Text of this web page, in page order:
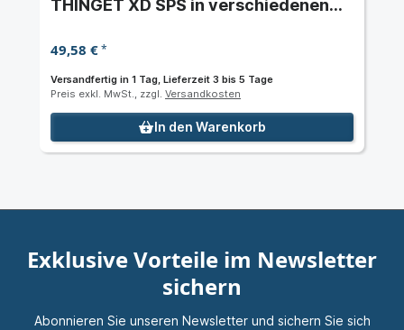
THINGET XD SPS in verschiedenen
49,58 €*
Versandfertig in 1 Tag, Lieferzeit 3 bis 5 Tage
Preis exkl. MwSt., zzgl. Versandkosten
In den Warenkorb
Exklusive Vorteile im Newsletter
sichern
Abonnieren Sie unseren Newsletter und sichern Sie sich